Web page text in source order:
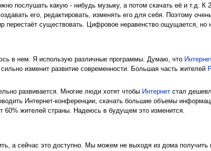
послушать какую - нибудь музыку, а потом скачать её и т.д. К
его, редактировать, изменять его для себя. Поэтому
существовать. Цифровое неравенство ощущается, но
в нем. Я использую различные программы. Думаю, что
изменит развитие современности. Большая часть жителей
развивается. Многие люди хотят чтобы Интернетстал
Интернет-конференции, скачать большие объемы
60% жителей страны. Надеюсь в будущем это изменится.
а сейчас это доступно. Мы можем не выходя из дома получить